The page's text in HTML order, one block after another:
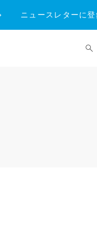
ニュースレターに登